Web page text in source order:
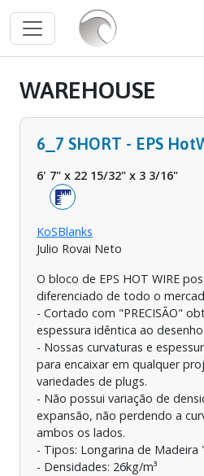
WAREHOUSE
6_7 SHORT - EPS
6' 7" x 22 15/32" x 3 3/16"
KoSBlanks
Julio Rovai Neto
O bloco de EPS HOT WIRE
diferenciado de todo o
- Cortado com "PRECISÃO"
espessura idêntica ao
- Nossas curvaturas e
para encaixar em qualquer
variedades de plugs.
- Não possui variação de
expansão, não perdendo a
ambos os lados.
- Tipos: Longarina de Madeira
- Densidades: 26kg/m³